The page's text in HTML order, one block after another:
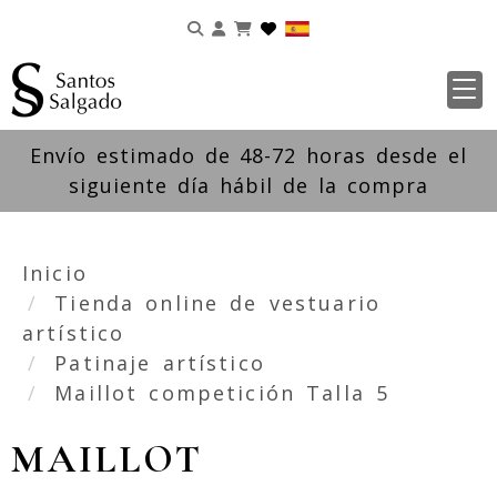
Identifícate
Envío estimado de 48-72 horas desde el
siguiente día hábil de la compra
Inicio
Tienda online de vestuario
artístico
Patinaje artístico
Maillot competición Talla 5
MAILLOT